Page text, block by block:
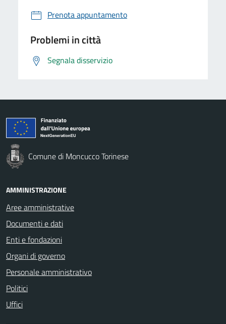
Prenota appuntamento
Problemi in città
Segnala disservizio
Comune di Moncucco Torinese
AMMINISTRAZIONE
Aree amministrative
Documenti e dati
Enti e fondazioni
Organi di governo
Personale amministrativo
Politici
Uffici